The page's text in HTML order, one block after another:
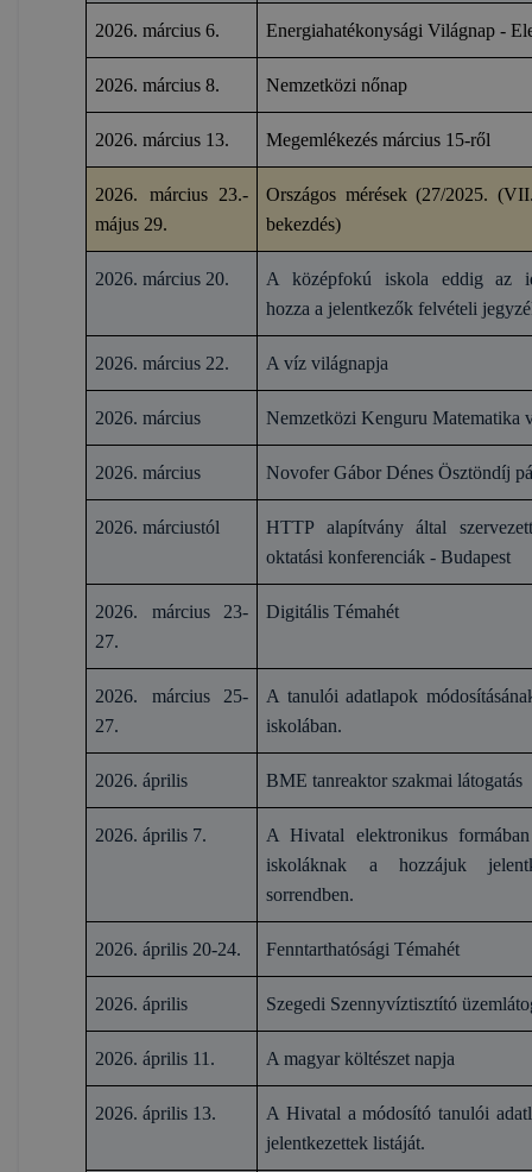
2026. március 6. Energiahatékonysági Világnap -
2026. március 8. Nemzetközi nőnap
2026. március 13. Megemlékezés március 15-ről
2026. március 23.-
május 29.
Országos mérések (27/2025.
bekezdés)
2026. március 20.
A középfokú iskola eddig az
hozza a jelentkezők felvételi
2026. március 22. A víz világnapja
2026. március Nemzetközi Kenguru Matematika
2026. március Novofer Gábor Dénes Ösztöndíj
2026. márciustól
HTTP alapítvány által
oktatási konferenciák - Budapest
2026. március 23-
27.
Digitális Témahét
2026. március 25-
27.
A tanulói adatlapok
iskolában.
2026. április BME tanreaktor szakmai látogatás
2026. április 7.
A Hivatal elektronikus
iskoláknak a hozzájuk
sorrendben.
2026. április 20-24. Fenntarthatósági Témahét
2026. április Szegedi Szennyvíztisztító
2026. április 11. A magyar költészet napja
2026. április 13.
A Hivatal a módosító tanulói
jelentkezettek listáját.